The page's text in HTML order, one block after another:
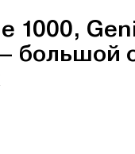
1000,
большой